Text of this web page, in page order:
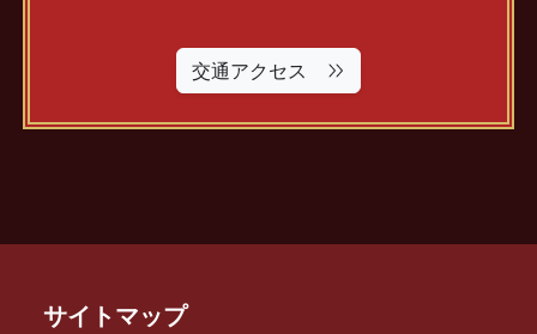
交通アクセス
サイトマップ